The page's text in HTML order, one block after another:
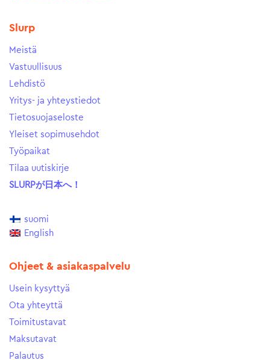
Slurp
Meistä
Vastuullisuus
Lehdistö
Yritys- ja yhteystiedot
Tietosuojaseloste
Yleiset sopimusehdot
Työpaikat
Tilaa uutiskirje
SLURPが日本へ！
suomi
English
Ohjeet & asiakaspalvelu
Usein kysyttyä
Ota yhteyttä
Toimitustavat
Maksutavat
Palautus